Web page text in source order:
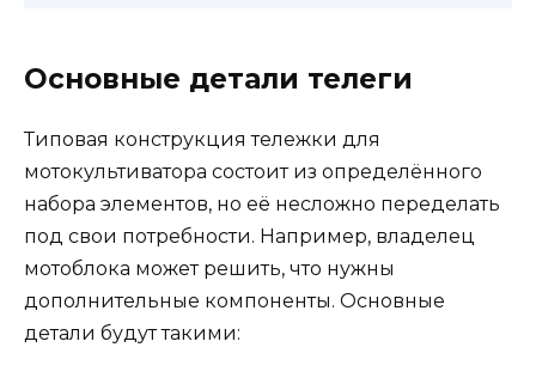
Основные детали телеги
Типовая конструкция тележки для
мотокультиватора состоит из определённого
набора элементов, но её несложно переделать
под свои потребности. Например, владелец
мотоблока может решить, что нужны
дополнительные компоненты. Основные
детали будут такими: